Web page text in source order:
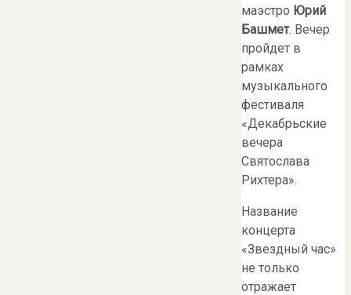
маэстро Юрий
Башмет. Вечер
пройдет в
рамках
музыкального
фестиваля
«Декабрьские
вечера
Святослава
Рихтера».
Название
концерта
«Звездный час»
не только
отражает